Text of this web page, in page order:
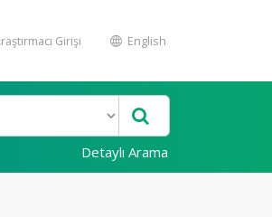
Girişi English
Detaylı Arama